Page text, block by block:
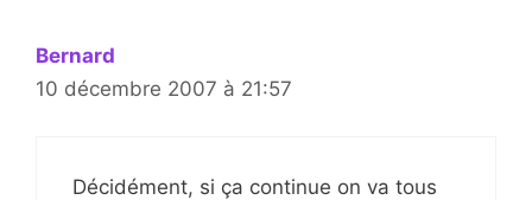
Bernard
10 décembre 2007 à 21:57
Décidément, si ça continue on va tous